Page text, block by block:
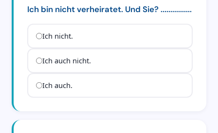
Ich bin nicht verheiratet. Und Sie? ................
Ich nicht.
Ich auch nicht.
Ich auch.